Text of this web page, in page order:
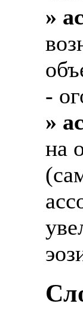
»
-
»
на